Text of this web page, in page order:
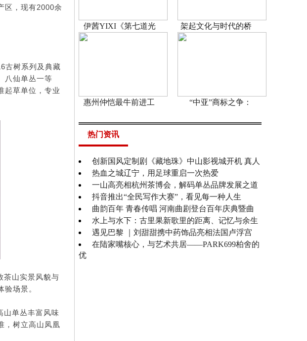
区，现有2000余
古树系列及典藏
八仙单丛一等
起草单位，专业
茶山实景风貌与
场景。
山单丛丰富风味
，树立高山凤凰
伊茜YIXI《第七道光 架起文化与时代的桥
惠州仲恺最牛前进工 “中亚”商标之争：
热门资讯
创新国风定制剧《藏地珠》中山影视城开机 真人
热血之城辽宁，用足球重启一次热爱
一山高亮相杭州茶博会，解码单丛品牌发展之道
抖音推出“全民写作大赛”，看见每一种人生
曲韵百年 青春传唱 河南曲剧登台百年庆典暨曲
水上与水下：古里果新歌里的距离、记忆与余生
遇见巴黎 ｜刘甜甜携中药饰品亮相法国卢浮宫
在陆家嘴核心，与艺术共居——PARK699柏舍的
优